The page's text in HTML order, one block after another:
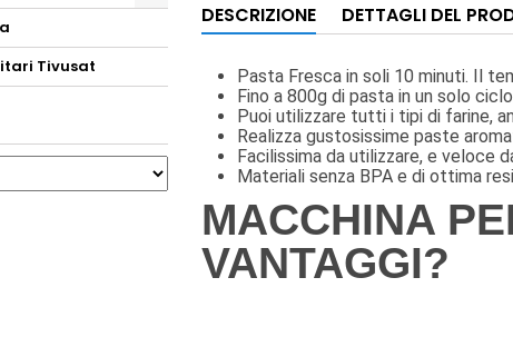
Toggle
Tivusat
DESCRIZIONE DETTAGLI DEL
Pasta Fresca in soli 10 minuti. Il
Fino a 800g di pasta in un solo
Puoi utilizzare tutti i tipi di farine,
Realizza gustosissime paste
Facilissima da utilizzare, e veloce
Materiali senza BPA e di ottima
MACCHINA
VANTAGGI?